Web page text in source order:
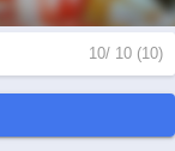
10/ 10 (10)